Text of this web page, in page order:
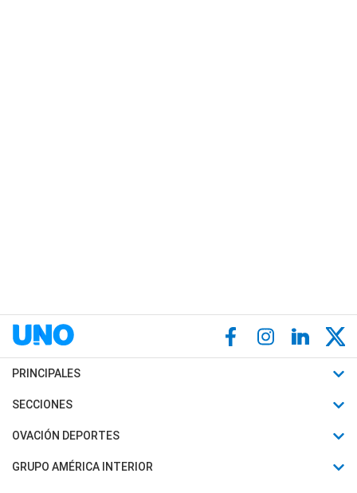
PRINCIPALES
Últimas Noticias
Política
SECCIONES
Horóscopo
Motores
OVACIÓN DEPORTES
Fútbol
GRUPO AMÉRICA INTERIOR